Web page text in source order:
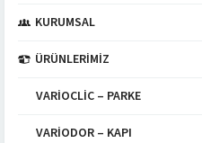
KURUMSAL
ÜRÜNLERIMIZ
VARIOCLIC – PARKE
VARIODOR – KAPI